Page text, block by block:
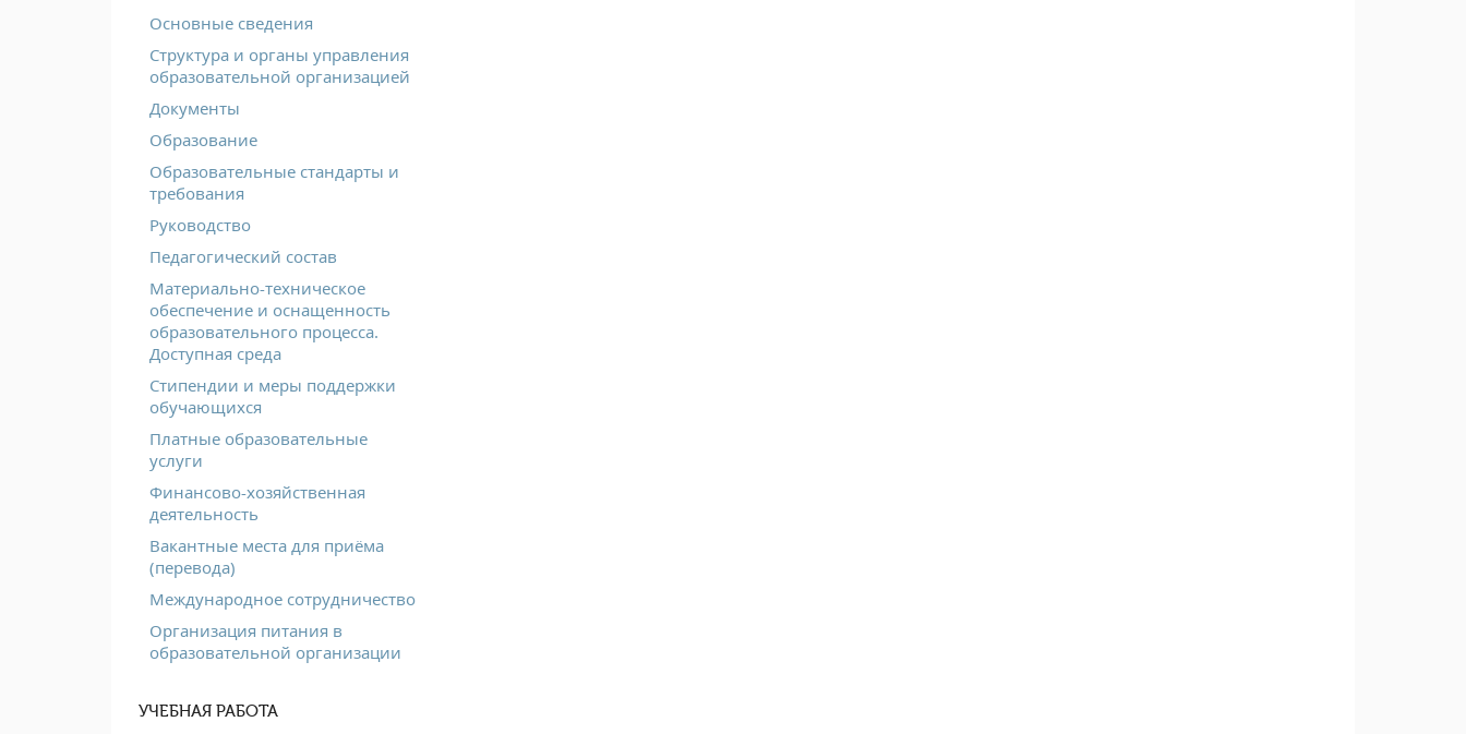
Основные сведения
Структура и органы управления
образовательной организацией
Документы
Образование
Образовательные стандарты и
требования
Руководство
Педагогический состав
Материально-техническое
обеспечение и оснащенность
образовательного процесса.
Доступная среда
Стипендии и меры поддержки
обучающихся
Платные образовательные
услуги
Финансово-хозяйственная
деятельность
Вакантные места для приёма
(перевода)
Международное сотрудничество
Организация питания в
образовательной организации
УЧЕБНАЯ РАБОТА